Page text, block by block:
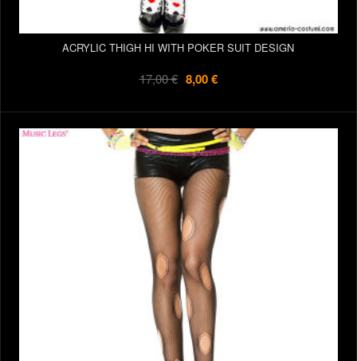
ACRYLIC THIGH HI WITH POKER SUIT DESIGN
17,00 € 8,00 €